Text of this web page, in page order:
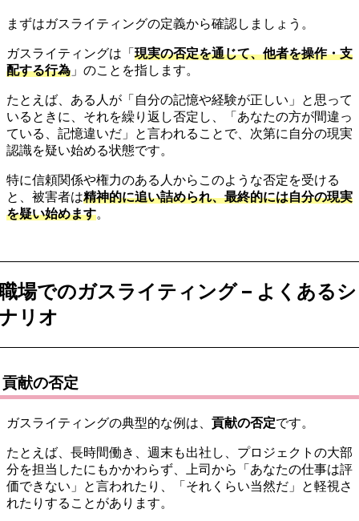
まずはガスライティングの定義から確認しましょう。
ガスライティングは「 現実の否定を通じて、他者を操作・支
配する行為 」のことを指します。
たとえば、ある人が「自分の記憶や経験が正しい」と思って
いるときに、それを繰り返し否定し、「あなたの方が間違っ
ている、記憶違いだ」と言われることで、次第に自分の現実
認識を疑い始める状態です。
特に信頼関係や権力のある人からこのような否定を受ける
と、被害者は精神的に追い詰められ、最終的には自分の現実
を疑い始めます。
場でのガスライティング – よくあるシ
リオ
貢献の否定
ガスライティングの典型的な例は、 貢献の否定です。
たとえば、長時間働き、週末も出社し、プロジェクトの大部
分を担当したにもかかわらず、上司から「あなたの仕事は評
価できない」と言われたり、「それくらい当然だ」と軽視さ
れたりすることがあります。